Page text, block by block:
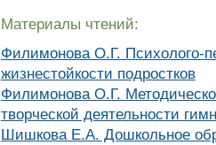
Материалы чтений:
Филимонова О.Г. Психолого-
жизнестойкости подростков
Филимонова О.Г.
творческой деятельности
Шишкова Е.А. Дошкольное